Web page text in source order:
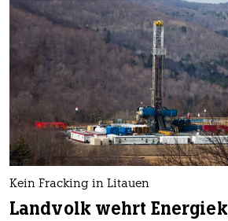
Kein Fracking in Litauen
Landvolk wehrt